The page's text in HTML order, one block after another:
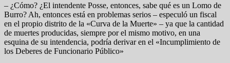
– ¿Cómo? ¿El intendente Posse, entonces, sabe qué es un Lomo de
Burro? Ah, entonces está en problemas serios – especuló un fiscal
en el propio distrito de la «Curva de la Muerte» – ya que la cantidad
de muertes producidas, siempre por el mismo motivo, en una
esquina de su intendencia, podría derivar en el «Incumplimiento de
los Deberes de Funcionario Público»